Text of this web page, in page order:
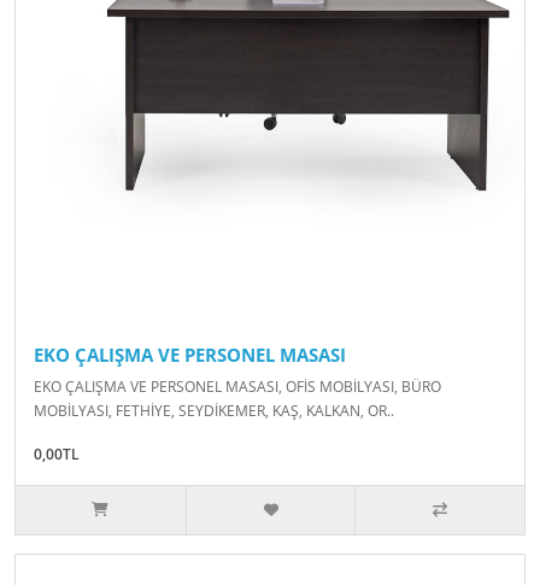
EKO ÇALIŞMA VE PERSONEL MASASI
EKO ÇALIŞMA VE PERSONEL MASASI, OFİS MOBİLYASI, BÜRO
MOBİLYASI, FETHİYE, SEYDİKEMER, KAŞ, KALKAN, OR..
0,00TL